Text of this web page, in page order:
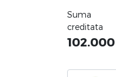
Suma
creditata
102.000